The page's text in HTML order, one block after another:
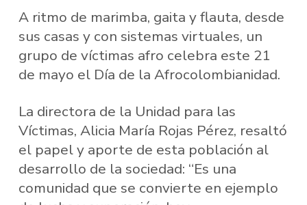
A ritmo de marimba, gaita y flauta, desde
sus casas y con sistemas virtuales, un
grupo de víctimas afro celebra este 21
de mayo el Día de la Afrocolombianidad.
La directora de la Unidad para las
Víctimas, Alicia María Rojas Pérez, resaltó
el papel y aporte de esta población al
desarrollo de la sociedad: “Es una
comunidad que se convierte en ejemplo